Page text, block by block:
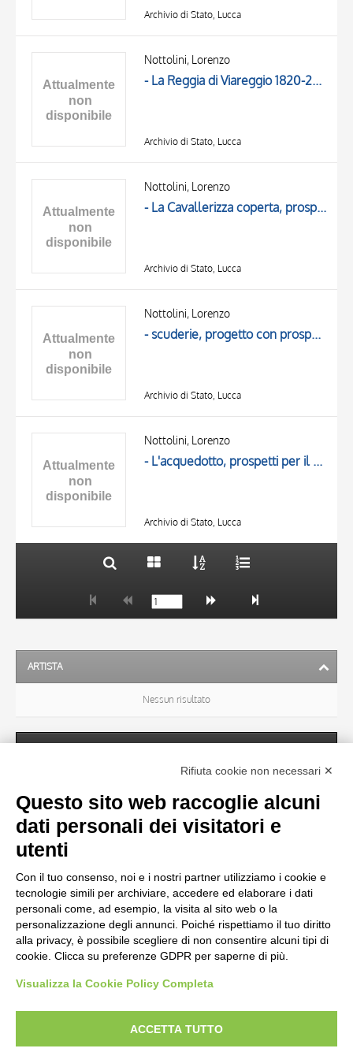
Archivio di Stato, Lucca
Nottolini, Lorenzo
- La Reggia di Viareggio 1820-25, pianta del piano secondo
Archivio di Stato, Lucca
Nottolini, Lorenzo
- La Cavallerizza coperta, prospetto principale
Archivio di Stato, Lucca
Nottolini, Lorenzo
- scuderie, progetto con prospetto
Archivio di Stato, Lucca
Nottolini, Lorenzo
- L'acquedotto, prospetti per il passaggio sull'Ozzeri
Archivio di Stato, Lucca
TITOLO
OGGETTO
ARTISTA
Nessun risultato
OGGETTO
LOCALIZZAZIONE
Nessun risultato
CRONOLOGIA
diritto d’autore, legge 22 aprile 1941 n. 633. I diritti degli autori, degli artisti e
Rifiuta cookie non necessari ✕
Questo sito web raccoglie alcuni
dati personali dei visitatori e
utenti
Con il tuo consenso, noi e i nostri partner utilizziamo i cookie e
tecnologie simili per archiviare, accedere ed elaborare i dati
personali come, ad esempio, la visita al sito web o la
personalizzazione degli annunci. Poiché rispettiamo il tuo diritto
alla privacy, è possibile scegliere di non consentire alcuni tipi di
cookie. Clicca su preferenze GDPR per saperne di più.
Visualizza la Cookie Policy Completa
ACCETTA TUTTO